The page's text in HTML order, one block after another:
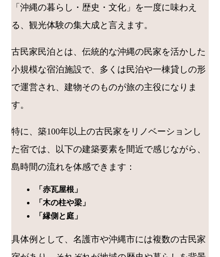
「沖縄の暮らし・歴史・文化」を一度に味わえ
る、観光体験の集大成と言えます。
古民家民泊とは、伝統的な沖縄の民家を活かした
小規模な宿泊施設で、多くは民泊や一棟貸しの形
で運営され、建物そのものが旅の主役になりま
す。
特に、築100年以上の古民家をリノベーションし
た宿では、以下の建築要素を間近で感じながら、
島時間の流れを体感できます：
「赤瓦屋根」
「木の柱や梁」
「縁側と庭」
具体例として、名護市や沖縄市には複数の古民家